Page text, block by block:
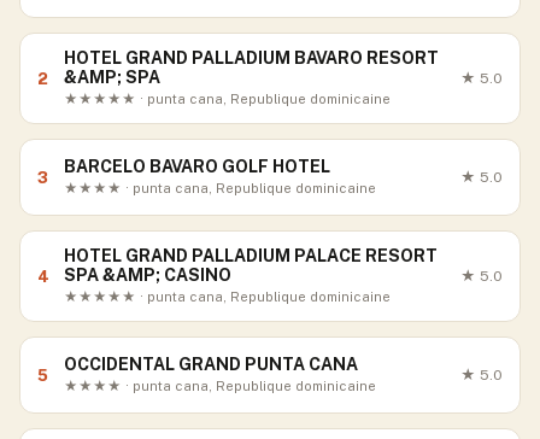
2
HOTEL GRAND PALLADIUM BAVARO RESORT
&AMP; SPA
★★★★★ · punta cana, Republique dominicaine
★ 5.0
3
BARCELO BAVARO GOLF HOTEL
★★★★ · punta cana, Republique dominicaine
★ 5.0
4
HOTEL GRAND PALLADIUM PALACE RESORT
SPA &AMP; CASINO
★★★★★ · punta cana, Republique dominicaine
★ 5.0
5
OCCIDENTAL GRAND PUNTA CANA
★★★★ · punta cana, Republique dominicaine
★ 5.0